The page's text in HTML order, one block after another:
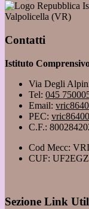
Valpolicella (VR)
Contatti
Istituto
Via Degli
Tel: 045
Email:
PEC:
C.F.:
Cod Mecc:
CUF: UF2EGZ
Sezione Link